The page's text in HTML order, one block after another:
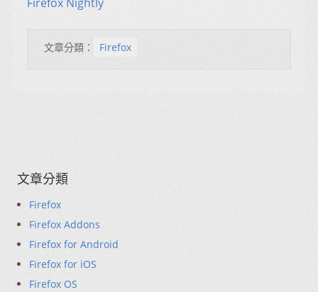
文章分類： Firefox
文章分類
Firefox
Firefox Addons
Firefox for Android
Firefox for iOS
Firefox OS